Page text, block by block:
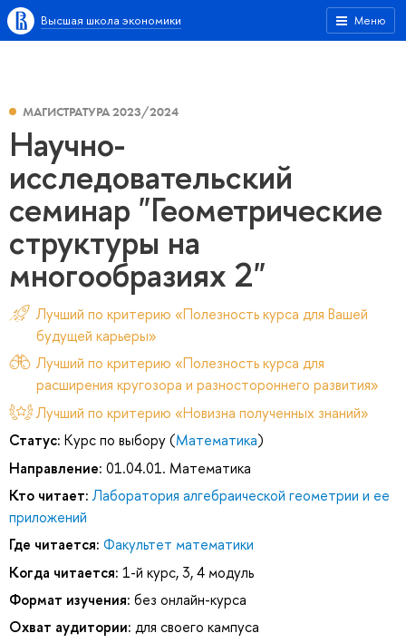
Меню
Высшая школа экономики
МАГИСТРАТУРА 2023/2024
Научно-
исследовательский
семинар "Геометрические
структуры на
многообразиях 2"
Лучший по критерию «Полезность курса для Вашей
будущей карьеры»
Лучший по критерию «Полезность курса для
расширения кругозора и разностороннего развития»
Лучший по критерию «Новизна полученных знаний»
Статус: Курс по выбору (Математика)
Направление: 01.04.01. Математика
Кто читает: Лаборатория алгебраической геометрии и ее
приложений
Где читается: Факультет математики
Когда читается: 1-й курс, 3, 4 модуль
Формат изучения: без онлайн-курса
Охват аудитории: для своего кампуса